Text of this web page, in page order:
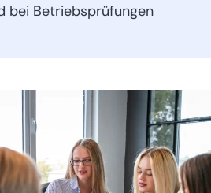
bei Betriebsprüfungen